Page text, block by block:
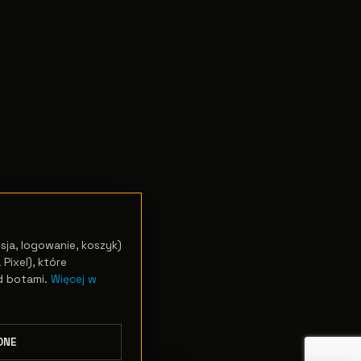
logowanie, koszyk)
które
botami. Więcej w